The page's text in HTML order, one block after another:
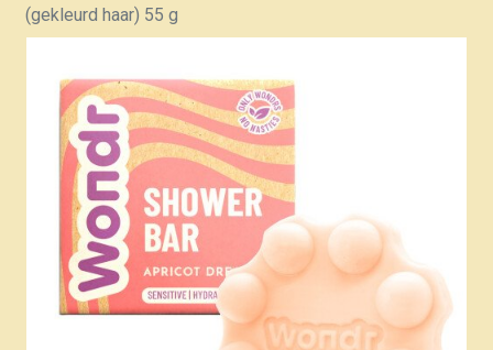
(gekleurd haar) 55 g